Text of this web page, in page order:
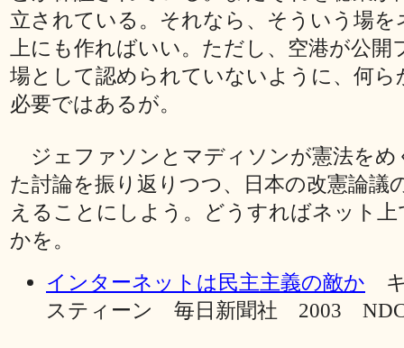
立されている。それなら、そういう場を
上にも作ればいい。ただし、空港が公開
場として認められていないように、何ら
必要ではあるが。
ジェファソンとマディソンが憲法をめ
た討論を振り返りつつ、日本の改憲論議
えることにしよう。どうすればネット
かを。
インターネットは民主主義の敵か
スティーン 毎日新聞社 2003